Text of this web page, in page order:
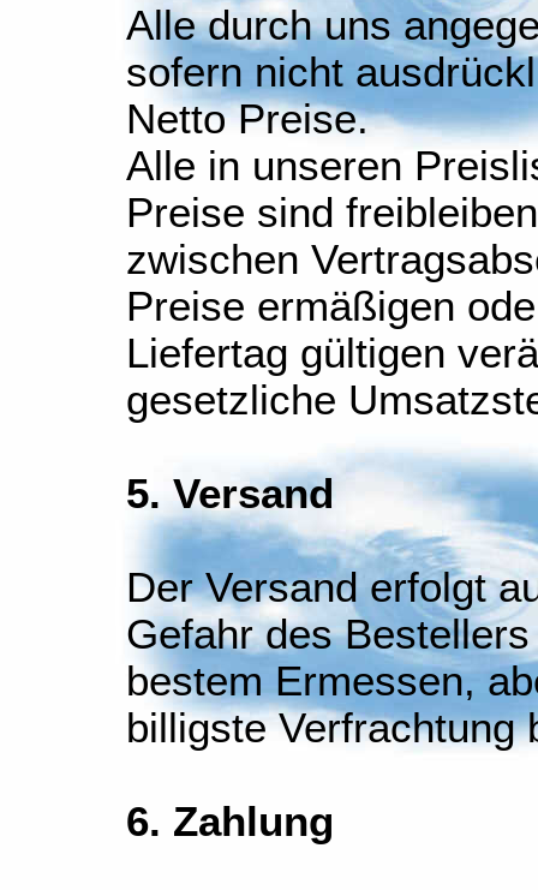
Alle durch uns
sofern nicht
Netto Preise.
Alle in unseren
Preise sind
zwischen
Preise ermäßigen
Liefertag gültigen
gesetzliche
5. Versand
Der Versand erfolgt
Gefahr des
bestem Ermessen,
billigste Verfrachtung
6. Zahlung